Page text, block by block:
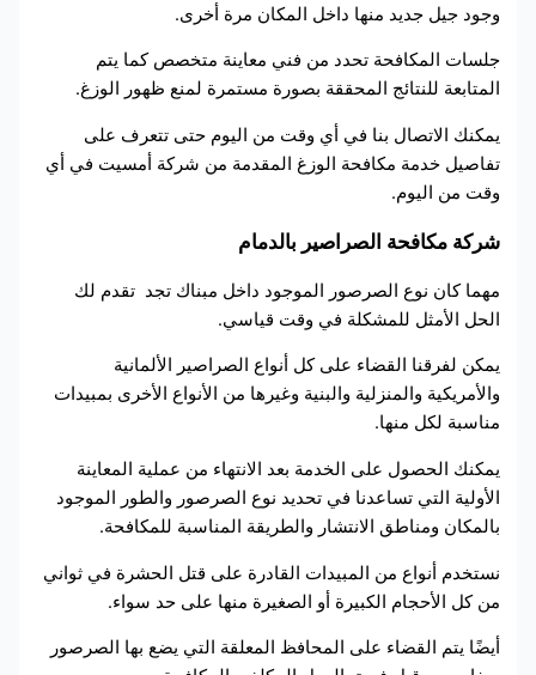
وجود جيل جديد منها داخل المكان مرة أخرى.
جلسات المكافحة تحدد من فني معاينة متخصص كما يتم
المتابعة للنتائج المحققة بصورة مستمرة لمنع ظهور الوزغ.
يمكنك الاتصال بنا في أي وقت من اليوم حتى تتعرف على
تفاصيل خدمة مكافحة الوزغ المقدمة من شركة أمسيت في أي
وقت من اليوم.
شركة مكافحة الصراصير بالدمام
مهما كان نوع الصرصور الموجود داخل مبناك تجد تقدم لك
الحل الأمثل للمشكلة في وقت قياسي.
يمكن لفرقنا القضاء على كل أنواع الصراصير الألمانية
والأمريكية والمنزلية والبنية وغيرها من الأنواع الأخرى بمبيدات
مناسبة لكل منها.
يمكنك الحصول على الخدمة بعد الانتهاء من عملية المعاينة
الأولية التي تساعدنا في تحديد نوع الصرصور والطور الموجود
بالمكان ومناطق الانتشار والطريقة المناسبة للمكافحة.
نستخدم أنواع من المبيدات القادرة على قتل الحشرة في ثواني
من كل الأحجام الكبيرة أو الصغيرة منها على حد سواء.
أيضًا يتم القضاء على المحافظ المعلقة التي يضع بها الصرصور